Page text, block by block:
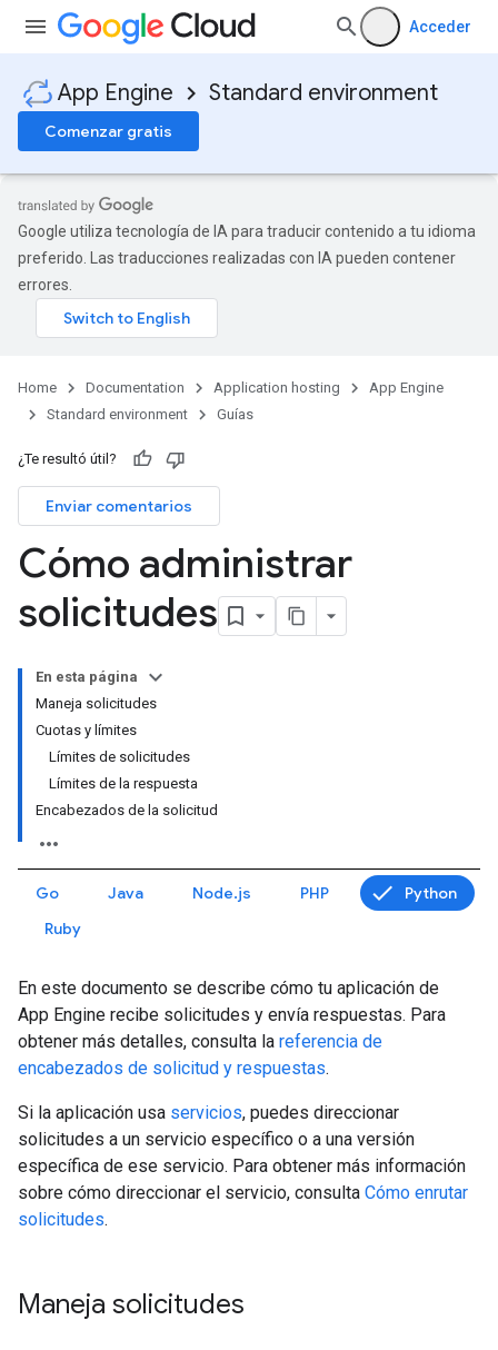
Acceder
App Engine Standard environment
Comenzar gratis
Google utiliza tecnología de IA para traducir contenido a tu idioma
preferido. Las traducciones realizadas con IA pueden contener
errores.
Home Documentation Application hosting
App Engine
Standard environment
Guías
¿Te resultó útil?
Enviar comentarios
Cómo administrar
solicitudes
En esta página
Maneja solicitudes
Cuotas y límites
Límites de solicitudes
Límites de la respuesta
Encabezados de la solicitud
Go Java Node.js PHP
Python
Ruby
En este documento se describe cómo tu aplicación de
App Engine recibe solicitudes y envía respuestas. Para
obtener más detalles, consulta la referencia de
encabezados de solicitud y respuestas.
Si la aplicación usa servicios, puedes direccionar
solicitudes a un servicio específico o a una versión
específica de ese servicio. Para obtener más información
sobre cómo direccionar el servicio, consulta Cómo enrutar
solicitudes.
Maneja solicitudes